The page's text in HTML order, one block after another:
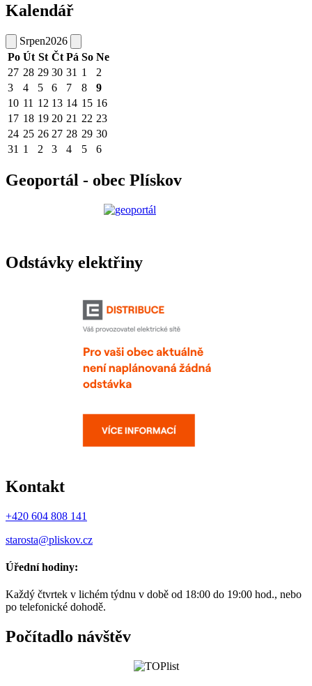
Kalendář
Srpen2026
Po Út St Čt Pá So Ne
27 28 29 30 31 1
2
3
4 5 6 7 8
9
10 11 12 13 14 15 16
17 18 19 20 21 22 23
24 25 26 27 28 29 30
31 1 2 3 4 5 6
Geoportál - obec Plískov
Odstávky elektřiny
Kontakt
+420 604 808 141
starosta@pliskov.cz
Úřední hodiny:
Každý čtvrtek v lichém týdnu v době od 18:00 do 19:00 hod., nebo
po telefonické dohodě.
Počítadlo návštěv